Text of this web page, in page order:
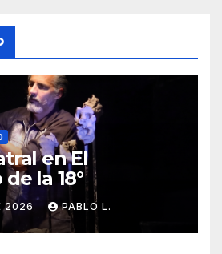
en El
la 18°
2026 PABLO L.